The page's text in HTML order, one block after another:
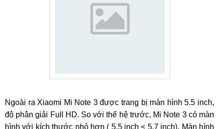
Ngoài ra Xiaomi Mi Note 3 được trang bị màn hình 5.5 inch,
độ phân giải Full HD. So với thế hệ trước, Mi Note 3 có màn
hình với kích thước nhỏ hơn ( 5.5 inch < 5.7 inch). Màn hình